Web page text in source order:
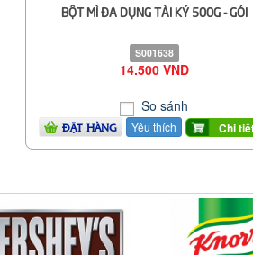
BỘT MÌ ĐA DỤNG TÀI KÝ 500G - GÓI
S001638
14.500 VND
So sánh
ĐẶT HÀNG Yêu thích Chi